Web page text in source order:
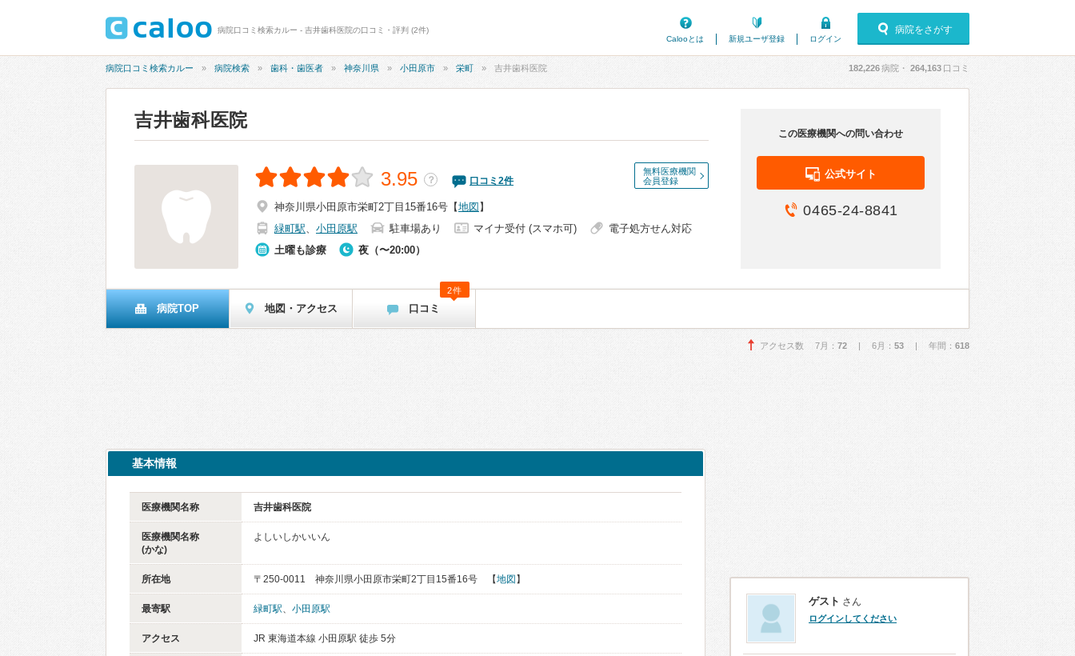
病院口コミ検索カルー - 吉井歯科医院の口コミ・評判 (2件)
Calooとは
新規ユーザ登録 ログイン
病院をさがす
病院口コミ検索カルー 病院検索 歯科・歯医者 神奈川県 小田原市 栄町 吉井歯科医院 182,226病院・ 264,163 口コミ
吉井歯科医院
無料医療機関
会員登録
3.95 ？ 口コミ 2件
神奈川県小田原市栄町2丁目15番16号 【地図 】
緑町駅、 小田原駅 駐車場あり マイナ受付 (スマホ可)
電子処方せん対応
土曜も診療
夜（〜20:00）
この医療機関への問い合わせ
公式サイト
0465-24-8841
病院TOP 地図・アクセス 口コミ
2件
アクセス数 7月： 72 | 6月： 53 | 年間： 618
基本情報
医療機関名称 吉井歯科医院
医療機関名称
(かな)
よしいしかいいん
所在地 〒250-0011 神奈川県小田原市栄町2丁目15番16号 【地図 】
最寄駅 緑町駅、 小田原駅
アクセス JR 東海道本線 小田原駅 徒歩 5分
ゲスト さん
ログインしてください